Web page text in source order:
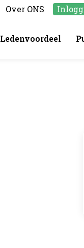
Over ONS
Ledenvoordeel